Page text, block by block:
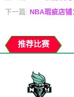
下一篇: NBA瑕疵店
推荐比赛